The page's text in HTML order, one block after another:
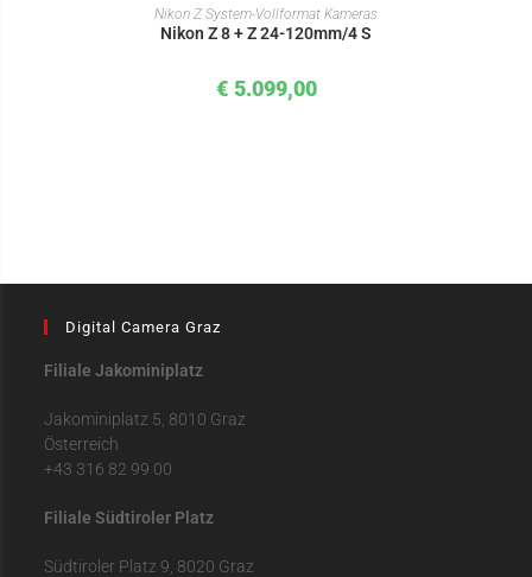
IN DEN WARENKORB
Nikon Z System-Vollformat Kameras
Nikon Z 8 + Z 24-120mm/4 S
€ 5.099,00
Digital Camera Graz
Filiale Jakominiplatz
Jakominiplatz 5, 8010 Graz
Österreich
+43 316 82 99 00
Filiale Südtiroler Platz
Südtiroler Platz 9, 8020 Graz